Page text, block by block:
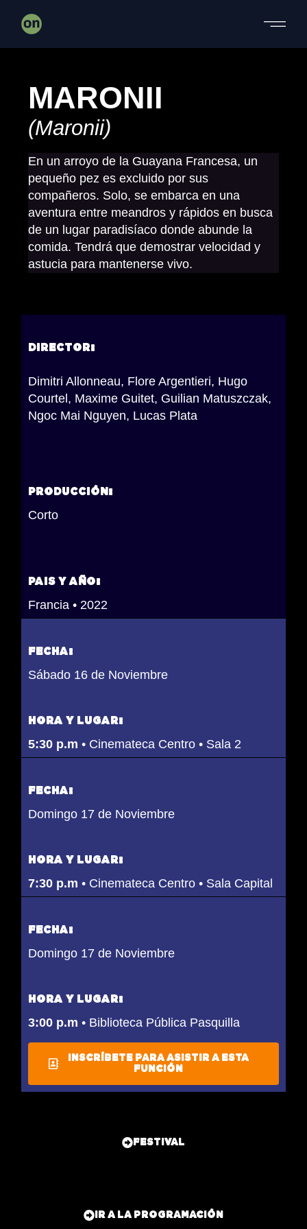
MARONII
(Maronii)
En un arroyo de la Guayana Francesa, un
pequeño pez es excluido por sus
compañeros. Solo, se embarca en una
aventura entre meandros y rápidos en busca
de un lugar paradisíaco donde abunde la
comida. Tendrá que demostrar velocidad y
astucia para mantenerse vivo.
DIRECTOR:
Dimitri Allonneau, Flore Argentieri, Hugo
Courtel, Maxime Guitet, Guilian Matuszczak,
Ngoc Mai Nguyen, Lucas Plata
PRODUCCIÓN:
Corto
PAIS Y AÑO:
Francia • 2022
FECHA:
Sábado 16 de Noviembre
HORA Y LUGAR:
5:30 p.m • Cinemateca Centro • Sala 2
FECHA:
Domingo 17 de Noviembre
HORA Y LUGAR:
7:30 p.m • Cinemateca Centro • Sala Capital
FECHA:
Domingo 17 de Noviembre
HORA Y LUGAR:
3:00 p.m • Biblioteca Pública Pasquilla
INSCRÍBETE PARA ASISTIR A ESTA
FUNCIÓN
FESTIVAL
IR A LA PROGRAMACIÓN